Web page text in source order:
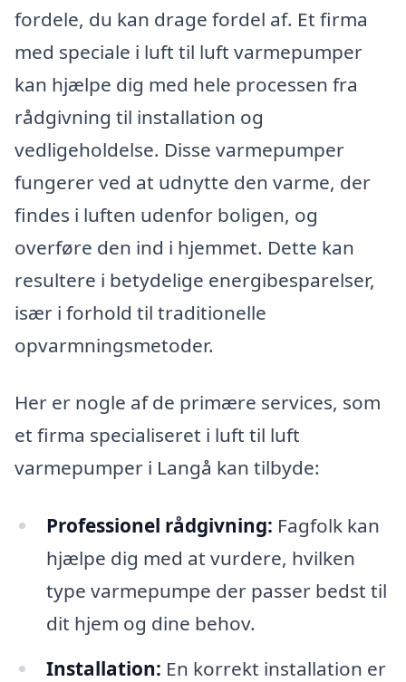
fordele, du kan drage fordel af. Et firma
med speciale i luft til luft varmepumper
kan hjælpe dig med hele processen fra
rådgivning til installation og
vedligeholdelse. Disse varmepumper
fungerer ved at udnytte den varme, der
findes i luften udenfor boligen, og
overføre den ind i hjemmet. Dette kan
resultere i betydelige energibesparelser,
især i forhold til traditionelle
opvarmningsmetoder.
Her er nogle af de primære services, som
et firma specialiseret i luft til luft
varmepumper i Langå kan tilbyde:
Professionel rådgivning: Fagfolk kan
hjælpe dig med at vurdere, hvilken
type varmepumpe der passer bedst til
dit hjem og dine behov.
Installation: En korrekt installation er